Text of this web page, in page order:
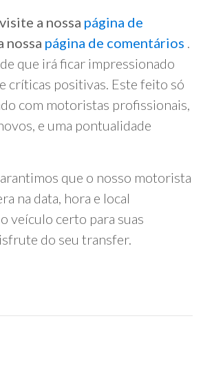
a nossa página de
nossa página de comentários .
que irá ficar impressionado
críticas positivas. Este feito só
com motoristas profissionais,
e uma pontualidade
que o nosso motorista
na data, hora e local
veículo certo para suas
do seu transfer.